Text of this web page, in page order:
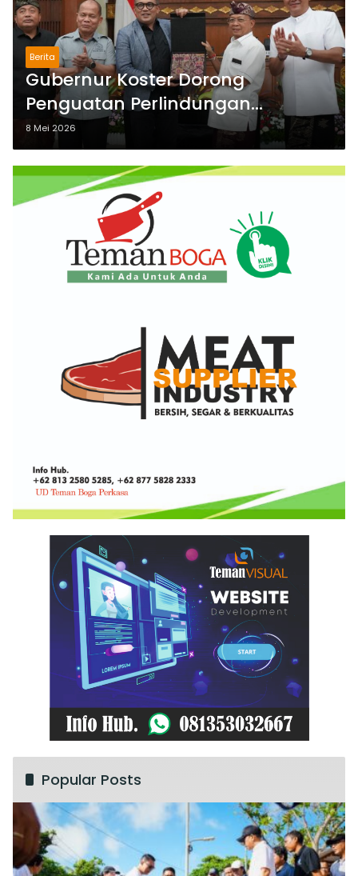
Berita
Gubernur Koster Dorong
Penguatan Perlindungan
Masyarakat Adat, Baleg DPR RI
Optimis RUU Tuntas 2026
8 Mei 2026
Popular Posts